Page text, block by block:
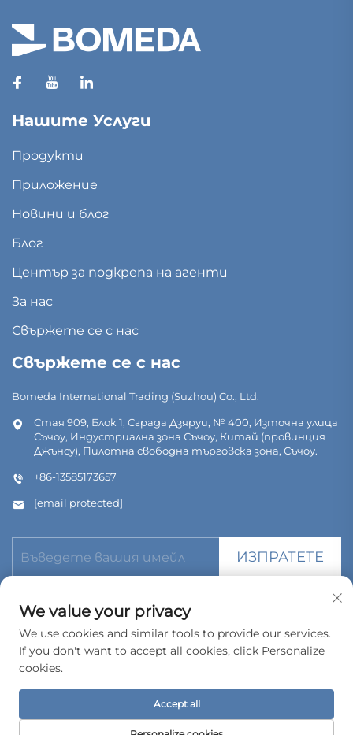
Нашите Услуги
Продукти
Приложение
Новини и блог
Блог
Център за подкрепа на агенти
За нас
Свържете се с нас
Свържете се с нас
Bomeda International Trading (Suzhou) Co., Ltd.
Стая 909, Блок 1, Сграда Дзяруи, № 400, Източна улица
Съчоу, Индустриална зона Съчоу, Китай (провинция
Джънсу), Пилотна свободна търговска зона, Съчоу.
+86-13585173657
[email protected]
ИЗПРАТЕТЕ
© Всички права запазени. Bomeda International Trading
Политика за поверителност
We value your privacy
We use cookies and similar tools to provide our services.
If you don't want to accept all cookies, click Personalize
cookies.
Accept all